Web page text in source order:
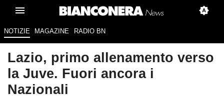
NOTIZIE MAGAZINE RADIO BN
Lazio, primo allenamento verso
la Juve. Fuori ancora i
Nazionali